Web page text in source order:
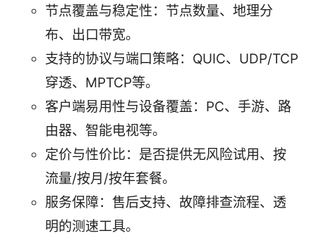
节点覆盖与稳定性：节点数量、地理分
布、出口带宽。
支持的协议与端口策略：QUIC、UDP/TCP
穿透、MPTCP等。
客户端易用性与设备覆盖：PC、手游、路
由器、智能电视等。
定价与性价比：是否提供无风险试用、按
流量/按月/按年套餐。
服务保障：售后支持、故障排查流程、透
明的测速工具。